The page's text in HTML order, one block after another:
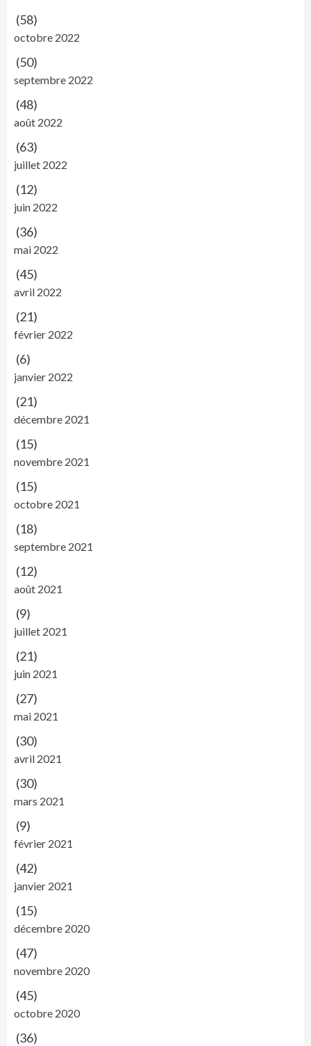
(58)
octobre 2022
(50)
septembre 2022
(48)
août 2022
(63)
juillet 2022
(12)
juin 2022
(36)
mai 2022
(45)
avril 2022
(21)
février 2022
(6)
janvier 2022
(21)
décembre 2021
(15)
novembre 2021
(15)
octobre 2021
(18)
septembre 2021
(12)
août 2021
(9)
juillet 2021
(21)
juin 2021
(27)
mai 2021
(30)
avril 2021
(30)
mars 2021
(9)
février 2021
(42)
janvier 2021
(15)
décembre 2020
(47)
novembre 2020
(45)
octobre 2020
(36)